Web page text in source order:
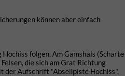
können aber einfach
folgen. Am Gamshals (Scharte
die sich am Grat Richtung
der Aufschrift "Abseilpiste Hochiss",